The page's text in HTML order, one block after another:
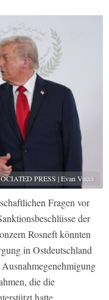
PRESS | Evan Vucci
Fragen vor
der
Rosneft könnten
in Ostdeutschland
die die